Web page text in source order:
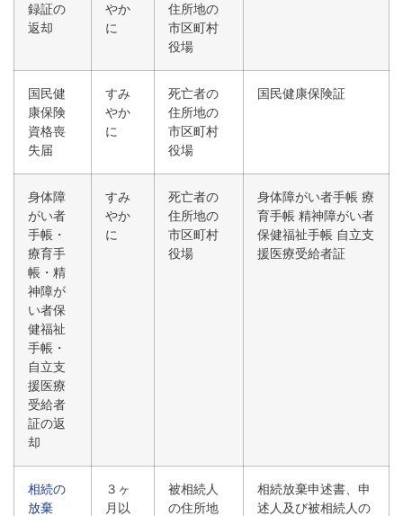
録証の
返却
やか
に
住所地の
市区町村
役場
国民健
康保険
資格喪
失届
すみ
やか
に
死亡者の
住所地の
市区町村
役場
国民健康保険証
身体障
がい者
手帳・
療育手
帳・精
神障が
い者保
健福祉
手帳・
自立支
援医療
受給者
証の返
却
すみ
やか
に
死亡者の
住所地の
市区町村
役場
身体障がい者手帳 療
育手帳 精神障がい者
保健福祉手帳 自立支
援医療受給者証
相続の
放棄
３ヶ
月以
被相続人
の住所地
相続放棄申述書、申
述人及び被相続人の